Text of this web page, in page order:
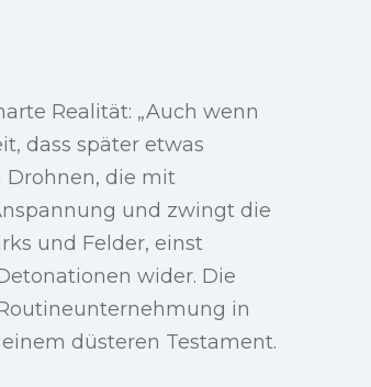
Realität: „Auch wenn
dass später etwas
Drohnen, die mit
und zwingt die
und Felder, einst
wider. Die
in
düsteren Testament.